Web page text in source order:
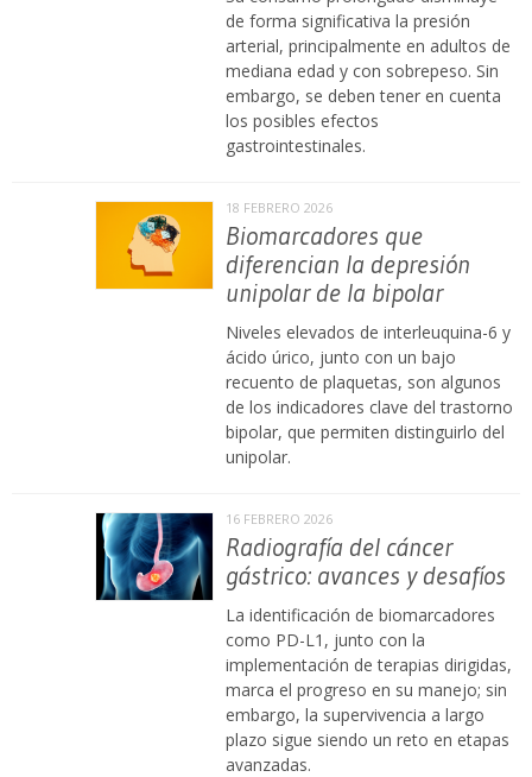
de forma significativa la presión
arterial, principalmente en adultos de
mediana edad y con sobrepeso. Sin
embargo, se deben tener en cuenta
los posibles efectos
gastrointestinales.
18 FEBRERO 2026
Biomarcadores que
diferencian la depresión
unipolar de la bipolar
Niveles elevados de interleuquina-6 y
ácido úrico, junto con un bajo
recuento de plaquetas, son algunos
de los indicadores clave del trastorno
bipolar, que permiten distinguirlo del
unipolar.
16 FEBRERO 2026
Radiografía del cáncer
gástrico: avances y desafíos
La identificación de biomarcadores
como PD-L1, junto con la
implementación de terapias dirigidas,
marca el progreso en su manejo; sin
embargo, la supervivencia a largo
plazo sigue siendo un reto en etapas
avanzadas.